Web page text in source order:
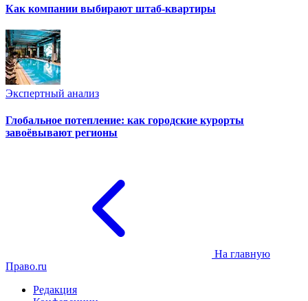
Как компании выбирают штаб-квартиры
Экспертный анализ
Глобальное потепление: как городские курорты
завоёвывают регионы
На главную
Право.ru
Редакция